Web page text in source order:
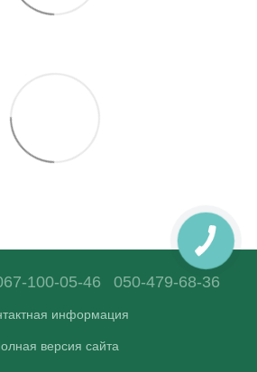
100-05-46 050-479-68-36
информация
версия сайта